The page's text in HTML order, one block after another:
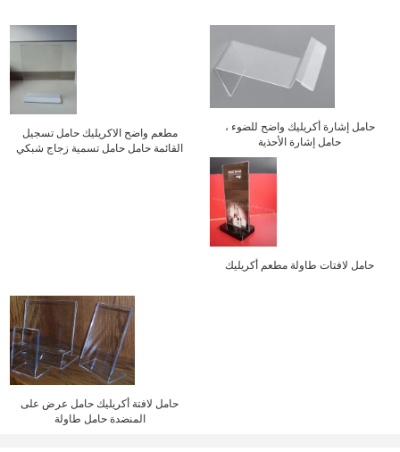
مطعم واضح الاكريليك حامل تسجيل
القائمة حامل حامل تسمية زجاج شبكي
حامل إشارة أكريليك واضح للضوء ،
حامل إشارة الأحذية
حامل لافتات طاولة مطعم أكريليك
حامل لافتة أكريليك حامل عرض على
المنضدة حامل طاولة